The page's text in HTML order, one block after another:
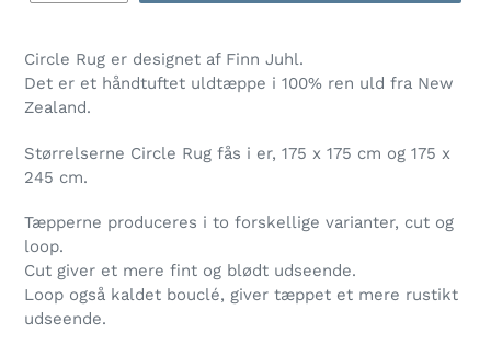
produkt
i
din
Circle Rug er designet af Finn Juhl.
Det er et håndtuftet uldtæppe i 100% ren uld fra New
Zealand.
Størrelserne Circle Rug fås i er, 175 x 175 cm og 175 x
245 cm.
Tæpperne produceres i to forskellige varianter, cut og
loop.
Cut giver et mere fint og blødt udseende.
Loop også kaldet bouclé, giver tæppet et mere rustikt
udseende.